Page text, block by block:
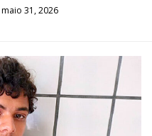
31, 2026